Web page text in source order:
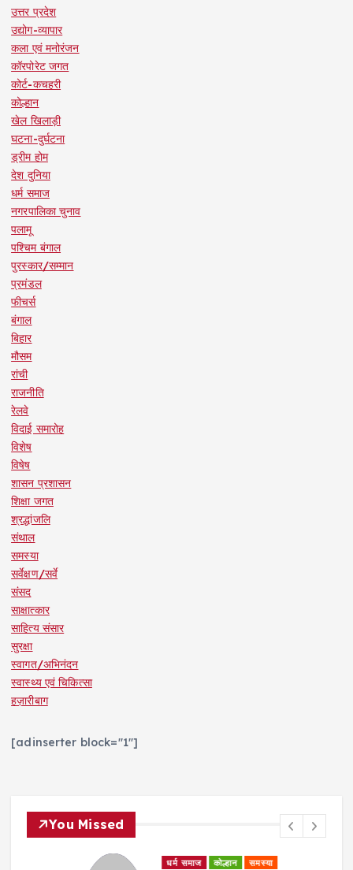
उत्तर प्रदेश
उद्योग-व्यापार
कला एवं मनोरंजन
कॉरपोरेट जगत
कोर्ट-कचहरी
कोल्हान
खेल खिलाड़ी
घटना-दुर्घटना
ड्रीम होम
देश दुनिया
धर्म समाज
नगरपालिका चुनाव
पलामू
पश्चिम बंगाल
पुरस्कार/सम्मान
प्रमंडल
फीचर्स
बंगाल
बिहार
मौसम
रांची
राजनीति
रेलवे
विदाई समारोह
विशेष
विषेष
शासन प्रशासन
शिक्षा जगत
श्रद्धांजलि
संथाल
समस्या
सर्वेक्षण/सर्वे
संसद
साक्षात्कार
साहित्य संसार
सुरक्षा
स्वागत/अभिनंदन
स्वास्थ्य एवं चिकित्सा
हज़ारीबाग
[adinserter block="1"]
You Missed
धर्म समाज कोल्हान समस्या